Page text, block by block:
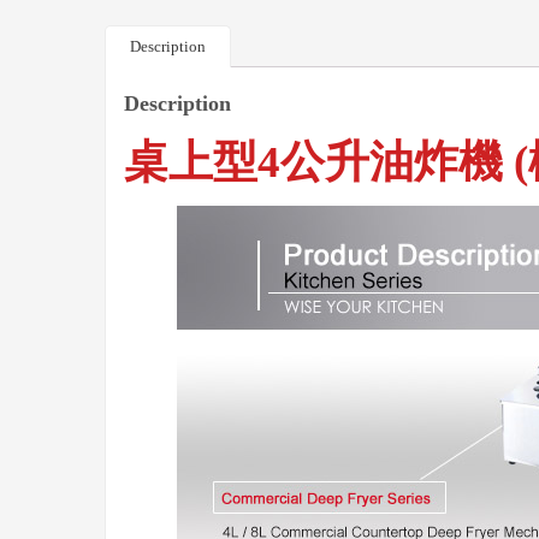
Description
Description
桌上型4公升油炸機